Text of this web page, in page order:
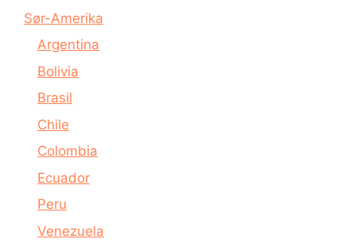
Sør-Amerika
Argentina
Bolivia
Brasil
Chile
Colombia
Ecuador
Peru
Venezuela